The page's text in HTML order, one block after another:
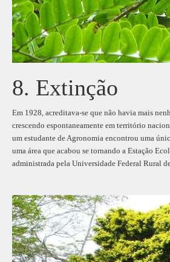
8. Extinção
Em 1928, acreditava-se que não havia mais
crescendo espontaneamente em território
um estudante de Agronomia encontrou uma
uma área que acabou se tornando a Estação
administrada pela Universidade Federal Rural